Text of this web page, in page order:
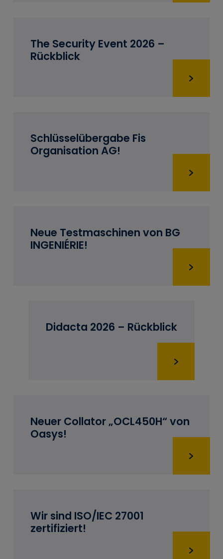
The Security Event 2026 –
Rückblick
Schlüsselübergabe Fis
Organisation AG!
Neue Testmaschinen von BG
INGENIÉRIE!
Didacta 2026 – Rückblick
Neuer Collator „OCL450H“ von
Oasys!
Wir sind ISO/IEC 27001
zertifiziert!